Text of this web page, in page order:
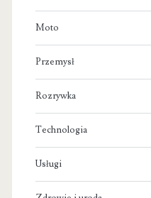
Moto
Przemysł
Rozrywka
Technologia
Usługi